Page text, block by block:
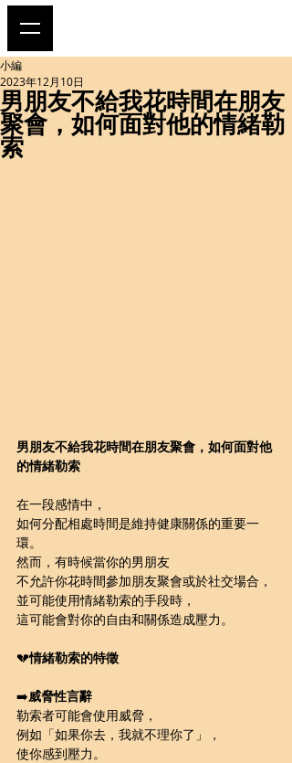
男朋友不給我花時間在朋友
聚會，如何面對他的情緒勒
索
小編
2023年12月10日
男朋友不給我花時間在朋友聚會，如何面對他
的情緒勒索
在一段感情中，
如何分配相處時間是維持健康關係的重要一
環。
然而，有時候當你的男朋友
不允許你花時間參加朋友聚會或於社交場合，
並可能使用情緒勒索的手段時，
這可能會對你的自由和關係造成壓力。
💔情緒勒索的特徵
➡️威脅性言辭
勒索者可能會使用威脅，
例如「如果你去，我就不理你了」，
使你感到壓力。